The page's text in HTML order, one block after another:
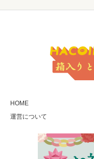
HOME
運営について